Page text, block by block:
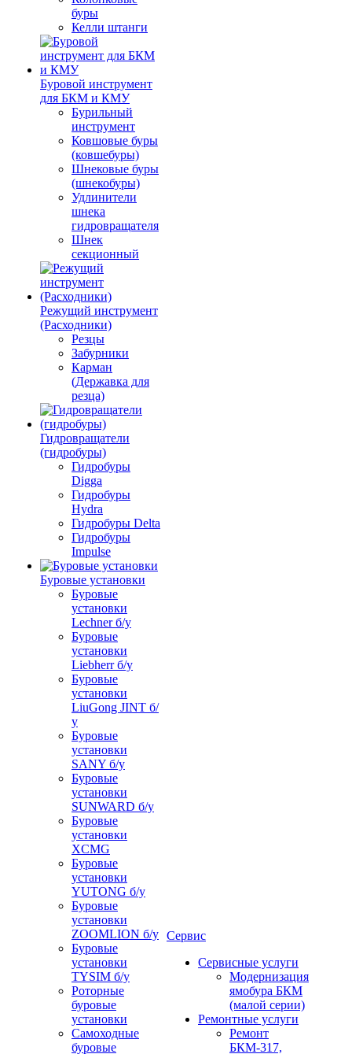
буры
Келли штанги
Буровой инструмент
для БКМ и КМУ
Бурильный
инструмент
Ковшовые буры
(ковшебуры)
Шнековые буры
(шнекобуры)
Удлинители
шнека
гидровращателя
Шнек
секционный
Режущий инструмент
(Расходники)
Резцы
Забурники
Карман
(Державка для
резца)
Гидровращатели
(гидробуры)
Гидробуры
Digga
Гидробуры
Hydra
Гидробуры Delta
Гидробуры
Impulse
Буровые установки
Буровые
установки
Lechner б/у
Буровые
установки
Liebherr б/у
Буровые
установки
LiuGong JINT б/
у
Буровые
установки
SANY б/у
Буровые
установки
SUNWARD б/у
Буровые
установки
XCMG
Буровые
установки
YUTONG б/у
Буровые
установки
ZOOMLION б/у
Буровые
установки
TYSIM б/у
Роторные
буровые
установки
Самоходные
буровые
Сервис
Сервисные услуги
Модернизация
ямобура БКМ
(малой серии)
Ремонтные услуги
Ремонт
БКМ-317,